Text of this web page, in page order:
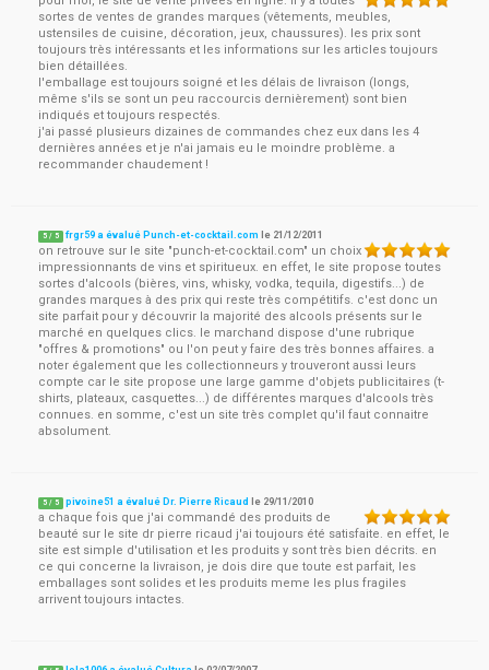
sortes de ventes de grandes marques (vêtements, meubles,
ustensiles de cuisine, décoration, jeux, chaussures). les prix sont
toujours très intéressants et les informations sur les articles toujours
bien détaillées.
l'emballage est toujours soigné et les délais de livraison (longs,
même s'ils se sont un peu raccourcis dernièrement) sont bien
indiqués et toujours respectés.
j'ai passé plusieurs dizaines de commandes chez eux dans les 4
dernières années et je n'ai jamais eu le moindre problème. a
recommander chaudement !
5 / 5 frgr59 a évalué Punch-et-cocktail.com le 21/12/2011
on retrouve sur le site "punch-et-cocktail.com" un choix
impressionnants de vins et spiritueux. en effet, le site propose toutes
sortes d'alcools (bières, vins, whisky, vodka, tequila, digestifs...) de
grandes marques à des prix qui reste très compétitifs. c'est donc un
site parfait pour y découvrir la majorité des alcools présents sur le
marché en quelques clics. le marchand dispose d'une rubrique
"offres & promotions" ou l'on peut y faire des très bonnes affaires. a
noter également que les collectionneurs y trouveront aussi leurs
compte car le site propose une large gamme d'objets publicitaires (t-
shirts, plateaux, casquettes...) de différentes marques d'alcools très
connues. en somme, c'est un site très complet qu'il faut connaitre
absolument.
5 / 5 pivoine51 a évalué Dr. Pierre Ricaud le 29/11/2010
a chaque fois que j'ai commandé des produits de
beauté sur le site dr pierre ricaud j'ai toujours été satisfaite. en effet, le
site est simple d'utilisation et les produits y sont très bien décrits. en
ce qui concerne la livraison, je dois dire que toute est parfait, les
emballages sont solides et les produits meme les plus fragiles
arrivent toujours intactes.